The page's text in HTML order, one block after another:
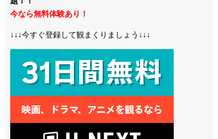
今なら無料体験あり！
↓↓↓今すぐ登録して観まくりましょう↓↓↓